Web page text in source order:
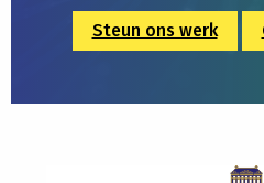
Steun ons werk